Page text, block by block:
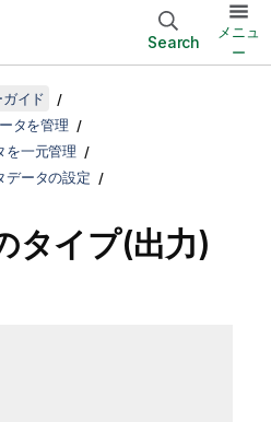
Search
メニュ
ー
イド
タを管理
を一元管理
データの設定
タイプ(出力)